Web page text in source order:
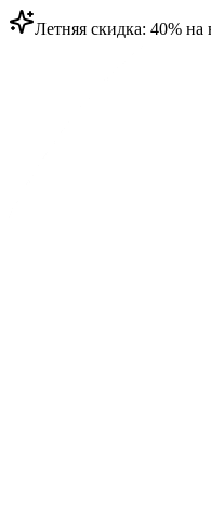
Летняя скидка: 40% на